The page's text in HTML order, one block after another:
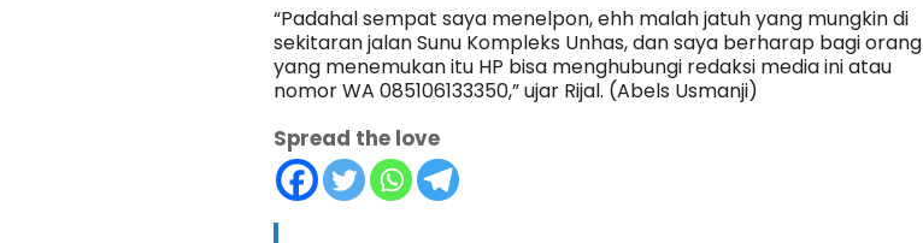
“Padahal sempat saya menelpon, ehh malah jatuh yang mungkin di
sekitaran jalan Sunu Kompleks Unhas, dan saya berharap bagi orang
yang menemukan itu HP bisa menghubungi redaksi media ini atau
nomor WA 085106133350,” ujar Rijal. (Abels Usmanji)
Spread the love